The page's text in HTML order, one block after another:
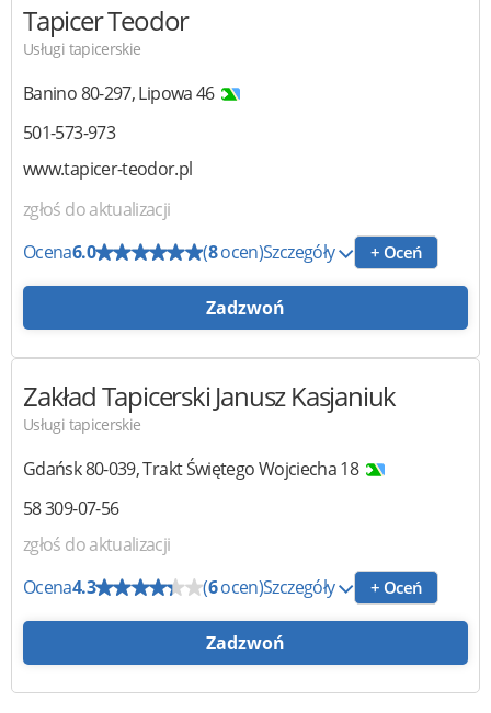
Tapicer Teodor
Usługi tapicerskie
Banino80-297,Lipowa 46
501-573-973
www.tapicer-teodor.pl
zgłoś do aktualizacji
Ocena6.0 (8ocen)Szczegóły + Oceń
Zadzwoń
Zakład TapicerskiJanusz Kasjaniuk
Usługi tapicerskie
Gdańsk80-039,Trakt Świętego Wojciecha 18
58 309-07-56
zgłoś do aktualizacji
Ocena4.3 (6ocen)Szczegóły + Oceń
Zadzwoń